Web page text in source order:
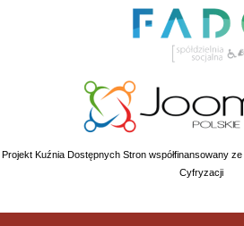
Projekt Kuźnia Dostępnych Stron współfinansowany
Cyfryzacji